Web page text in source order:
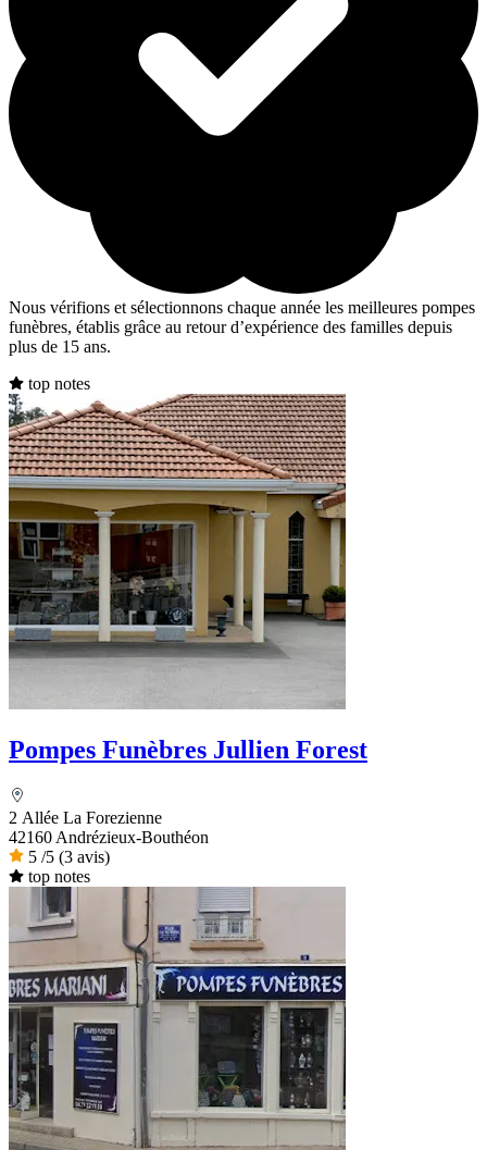
Nous vérifions et sélectionnons chaque année les meilleures pompes
funèbres, établis grâce au retour d’expérience des familles depuis
plus de 15 ans.
top notes
Pompes Funèbres Jullien Forest
2 Allée La Forezienne
42160 Andrézieux-Bouthéon
5 /5 (3 avis)
top notes